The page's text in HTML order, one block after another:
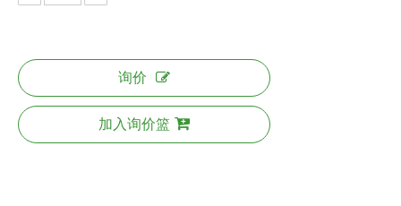
询价
加入询价篮